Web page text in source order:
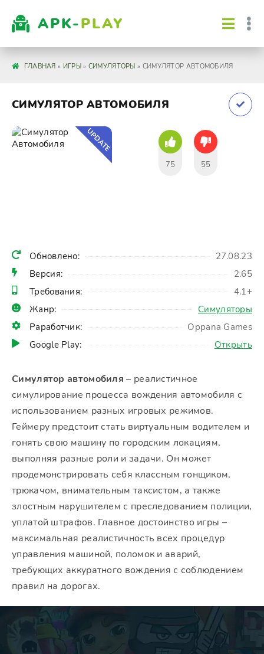
APK-PLAY
ГЛАВНАЯ » ИГРЫ» СИМУЛЯТОРЫ » СИМУЛЯТОР АВТОМОБИЛЯ
СИМУЛЯТОР АВТОМОБИЛЯ
Обновлено:
27.08.23
Версия:
2.65
Требования:
4.1+
Жанр:
Симуляторы
Раработчик:
Oppana Games
Google Play:
Открыть
UPDATE
75 55
Симулятор автомобиля – реалистичное
симулирование процесса вождения автомобиля с
использованием разных игровых режимов.
Геймеру предстоит стать виртуальным водителем и
гонять свою машину по городским локациям,
выполняя разные роли и задачи. Он может
продемонстрировать себя классным гонщиком,
трюкачом, внимательным таксистом, а также
злостным нарушителем с преследованием полиции,
уплатой штрафов. Главное достоинство игры –
максимальная реалистичность всех процедур
управления машиной, поломок и аварий,
требующих аккуратного вождения с соблюдением
правил на дорогах.